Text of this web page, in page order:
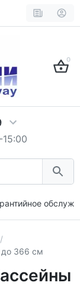
0
до 366 см